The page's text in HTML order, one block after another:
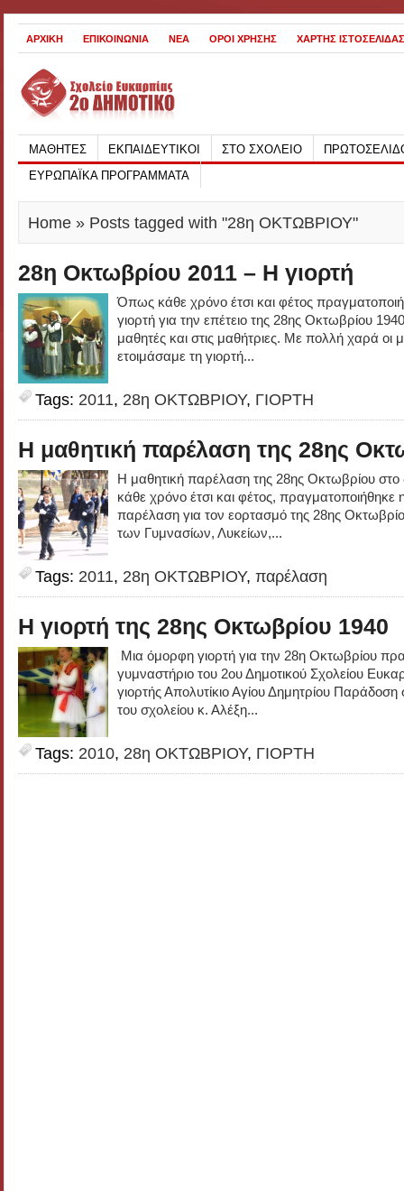
ΑΡΧΙΚΗ ΕΠΙΚΟΙΝΩΝΙΑ ΝΕΑ ΟΡΟΙ ΧΡΗΣΗΣ ΧΑΡΤΗΣ ΙΣΤΟΣΕΛΙΔΑΣ
ΜΑΘΗΤΕΣ ΕΚΠΑΙΔΕΥΤΙΚΟΙ ΣΤΟ ΣΧΟΛΕΙΟ
ΕΥΡΩΠΑΪΚΑ ΠΡΟΓΡΑΜΜΑΤΑ
Home » Posts tagged with "28η ΟΚΤΩΒΡΙΟΥ"
28η Οκτωβρίου 2011 – Η γιορτή
Όπως κάθε χρόνο έτσι και φέτος
γιορτή για την επέτειο της 28ης Οκτωβρίου
μαθητές και στις μαθήτριες. Με πολλή χαρά οι
ετοιμάσαμε τη γιορτή...
Tags: 2011, 28η ΟΚΤΩΒΡΙΟΥ, ΓΙΟΡΤΗ
Η μαθητική παρέλαση της 28ης
Η μαθητική παρέλαση της 28ης Οκτωβρίου
κάθε χρόνο έτσι και φέτος, πραγματοποιήθηκε
παρέλαση για τον εορτασμό της 28ης
των Γυμνασίων, Λυκείων,...
Tags: 2011, 28η ΟΚΤΩΒΡΙΟΥ, παρέλαση
Η γιορτή της 28ης Οκτωβρίου 1940
Μια όμορφη γιορτή για την 28η Οκτωβρίου
γυμναστήριο του 2ου Δημοτικού Σχολείου
γιορτής Απολυτίκιο Αγίου Δημητρίου
του σχολείου κ. Αλέξη...
Tags: 2010, 28η ΟΚΤΩΒΡΙΟΥ, ΓΙΟΡΤΗ